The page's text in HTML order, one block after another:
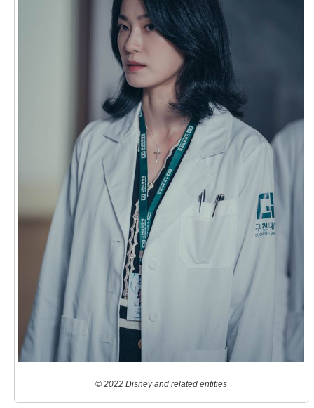
© 2022 Disney and related entities